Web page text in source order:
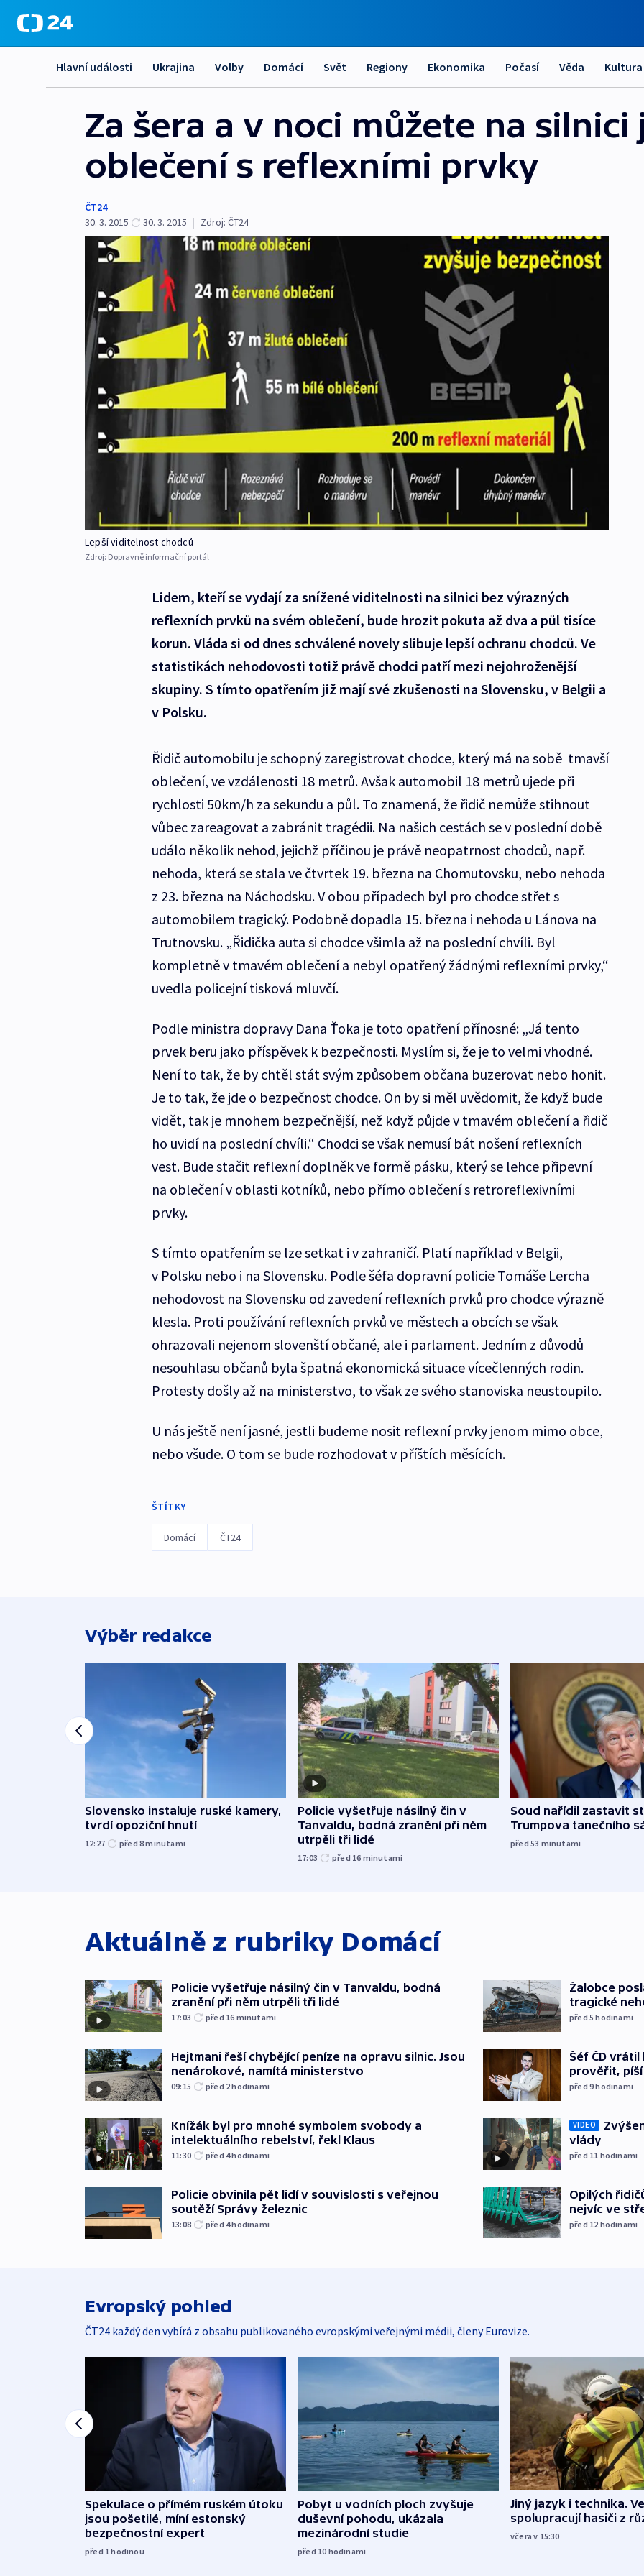
Hlavní události Ukrajina Volby Domácí Svět Regiony Ekonomika Počasí Věda Kultura
Za šera a v noci můžete na silnici
oblečení s reflexními prvky
ČT24
30. 3. 2015
30. 3. 2015 | Zdroj: ČT24
Lepší viditelnost chodců
Zdroj: Dopravně informační portál
Lidem, kteří se vydají za snížené viditelnosti na silnici bez výrazných
reflexních prvků na svém oblečení, bude hrozit pokuta až dva a půl tisíce
korun. Vláda si od dnes schválené novely slibuje lepší ochranu chodců. Ve
statistikách nehodovosti totiž právě chodci patří mezi nejohroženější
skupiny. S tímto opatřením již mají své zkušenosti na Slovensku, v Belgii a
v Polsku.
Řidič automobilu je schopný zaregistrovat chodce, který má na sobě tmavší
oblečení, ve vzdálenosti 18 metrů. Avšak automobil 18 metrů ujede při
rychlosti 50km/h za sekundu a půl. To znamená, že řidič nemůže stihnout
vůbec zareagovat a zabránit tragédii. Na našich cestách se v poslední době
událo několik nehod, jejichž příčinou je právě neopatrnost chodců, např.
nehoda, která se stala ve čtvrtek 19. března na Chomutovsku, nebo nehoda
z 23. března na Náchodsku. V obou případech byl pro chodce střet s
automobilem tragický. Podobně dopadla 15. března i nehoda u Lánova na
Trutnovsku. „Řidička auta si chodce všimla až na poslední chvíli. Byl
kompletně v tmavém oblečení a nebyl opatřený žádnými reflexními prvky,“
uvedla policejní tisková mluvčí.
Podle ministra dopravy Dana Ťoka je toto opatření přínosné: „Já tento
prvek beru jako příspěvek k bezpečnosti. Myslím si, že je to velmi vhodné.
Není to tak, že by chtěl stát svým způsobem občana buzerovat nebo honit.
Je to tak, že jde o bezpečnost chodce. On by si měl uvědomit, že když bude
vidět, tak je mnohem bezpečnější, než když půjde v tmavém oblečení a řidič
ho uvidí na poslední chvíli.“ Chodci se však nemusí bát nošení reflexních
vest. Bude stačit reflexní doplněk ve formě pásku, který se lehce připevní
na oblečení v oblasti kotníků, nebo přímo oblečení s retroreflexivními
prvky.
S tímto opatřením se lze setkat i v zahraničí. Platí například v Belgii,
v Polsku nebo i na Slovensku. Podle šéfa dopravní policie Tomáše Lercha
nehodovost na Slovensku od zavedení reflexních prvků pro chodce výrazně
klesla. Proti používání reflexních prvků ve městech a obcích se však
ohrazovali nejenom slovenští občané, ale i parlament. Jedním z důvodů
nesouhlasu občanů byla špatná ekonomická situace vícečlenných rodin.
Protesty došly až na ministerstvo, to však ze svého stanoviska neustoupilo.
U nás ještě není jasné, jestli budeme nosit reflexní prvky jenom mimo obce,
nebo všude. O tom se bude rozhodovat v příštích měsících.
ŠTÍTKY
Domácí ČT24
Výběr redakce
Slovensko instaluje ruské kamery,
tvrdí opoziční hnutí
12:27 před 8minutami
Policie vyšetřuje násilný čin v
Tanvaldu, bodná zranění při něm
utrpěli tři lidé
17:03 před 16 minutami
Soud nařídil zastavit
Trumpova tanečního
před 53 minutami
Aktuálně z rubriky Domácí
Policie vyšetřuje násilný čin v Tanvaldu, bodná
zranění při něm utrpěli tři lidé
17:03 před 16 minutami
Hejtmani řeší chybějící peníze na opravu silnic. Jsou
nenárokové, namítá ministerstvo
09:15 před 2hodinami
Knížák byl pro mnohé symbolem svobody a
intelektuálního rebelství, řekl Klaus
11:30 před 4hodinami
Policie obvinila pět lidí v souvislosti s veřejnou
soutěží Správy železnic
13:08 před 4hodinami
Žalobce
tragické
před 5hodinami
Šéf ČD
prověřit, píší
před 9hodinami
VIDEO
vlády
před 11 hodinami
Opilých
nejvíc ve
před 12 hodinami
Evropský pohled
ČT24 každý den vybírá z obsahu publikovaného evropskými veřejnými médii, členy Eurovize.
Spekulace o přímém ruském útoku
jsou pošetilé, míní estonský
bezpečnostní expert
před 1hodinou
Pobyt u vodních ploch zvyšuje
duševní pohodu, ukázala
mezinárodní studie
před 10 hodinami
Jiný jazyk i technika.
spolupracují hasiči z
včera v 15:30